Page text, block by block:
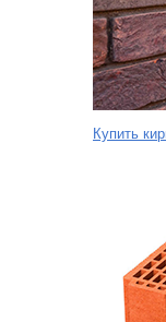
Купить